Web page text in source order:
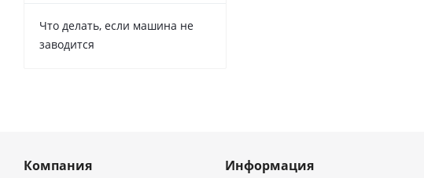
Что делать, если машина не
заводится
Компания Информация